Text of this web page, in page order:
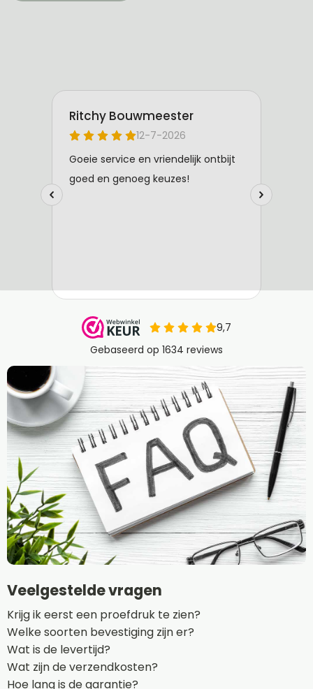
Veelgestelde vragen
Krijg ik eerst een proefdruk te zien?
Welke soorten bevestiging zijn er?
Wat is de levertijd?
Wat zijn de verzendkosten?
Hoe lang is de garantie?